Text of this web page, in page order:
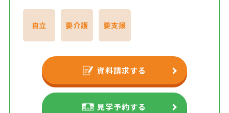
自立 要介護 要支援
資料請求する
見学予約する